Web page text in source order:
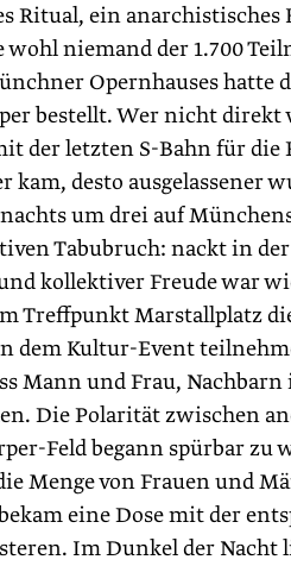
Ritual, ein anarchistisches
niemand der 1.700
Opernhauses hatte
bestellt. Wer nicht direkt
der letzten S-Bahn für die
desto ausgelassener
um drei auf
Tabubruch: nackt in
kollektiver Freude war
Treffpunkt Marstallplatz
dem Kultur-Event
Mann und Frau,
Die Polarität zwischen
Feld begann spürbar zu
Menge von Frauen und
eine Dose mit der
Im Dunkel der Nacht